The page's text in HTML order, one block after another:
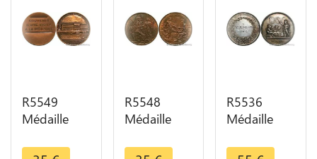
R5549
Médaille
Visite
R5548
Médaille
Exposition
R5536
Médaille
Elémentaire